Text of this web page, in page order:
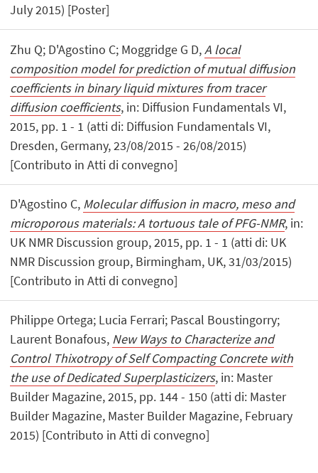
July 2015) [Poster]
Zhu Q; D'Agostino C; Moggridge G D,A local
composition model for prediction of mutual diffusion
coefficients in binary liquid mixtures from tracer
diffusion coefficients, in: Diffusion Fundamentals VI,
2015, pp. 1 - 1 (atti di: Diffusion Fundamentals VI,
Dresden, Germany, 23/08/2015 - 26/08/2015)
[Contributo in Atti di convegno]
D'Agostino C, Molecular diffusion in macro, meso and
microporous materials: A tortuous tale of PFG-NMR, in:
UK NMR Discussion group, 2015, pp. 1 - 1 (atti di: UK
NMR Discussion group, Birmingham, UK, 31/03/2015)
[Contributo in Atti di convegno]
Philippe Ortega; Lucia Ferrari; Pascal Boustingorry;
Laurent Bonafous, New Ways to Characterize and
Control Thixotropy of Self Compacting Concrete with
the use of Dedicated Superplasticizers, in: Master
Builder Magazine, 2015, pp. 144 - 150 (atti di: Master
Builder Magazine, Master Builder Magazine, February
2015) [Contributo in Atti di convegno]